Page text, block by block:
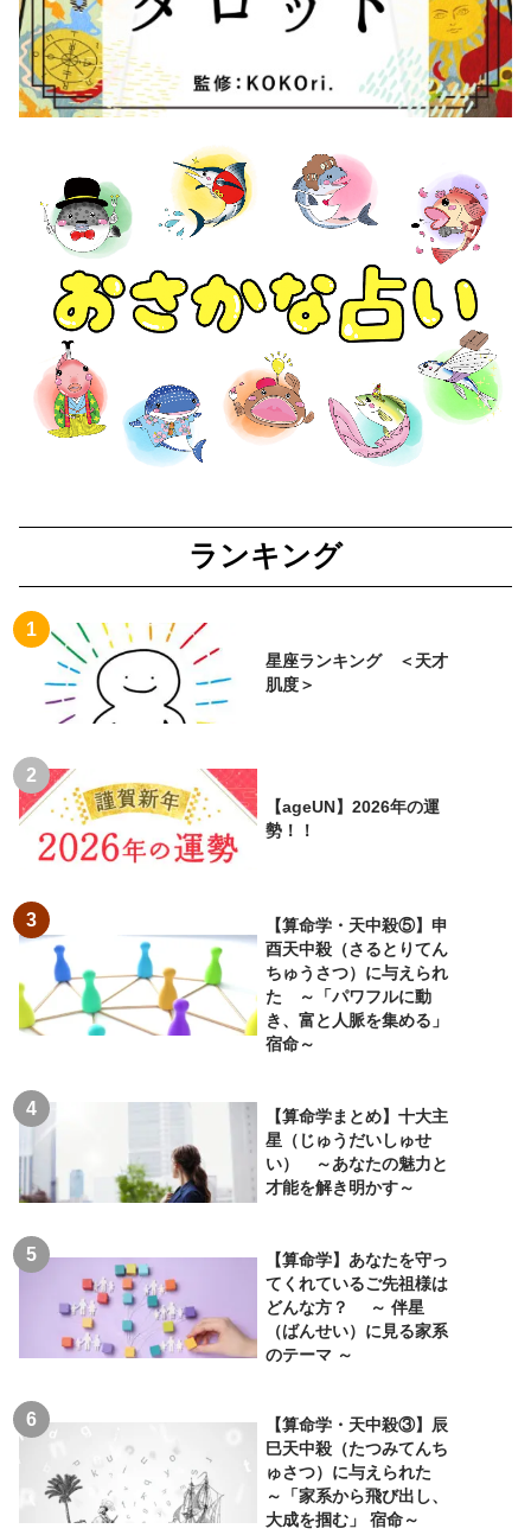
ランキング
星座ランキング ＜天才
肌度＞
【ageUN】2026年の運
勢！！
【算命学・天中殺⑤】申
酉天中殺（さるとりてん
ちゅうさつ）に与えられ
た ～「パワフルに動
き、富と人脈を集める」
宿命～
【算命学まとめ】十大主
星（じゅうだいしゅせ
い） ～あなたの魅力と
才能を解き明かす～
【算命学】あなたを守っ
てくれているご先祖様は
どんな方？ ～ 伴星
（ばんせい）に見る家系
のテーマ ～
【算命学・天中殺③】辰
巳天中殺（たつみてんち
ゅさつ）に与えられた
～「家系から飛び出し、
大成を掴む」 宿命～